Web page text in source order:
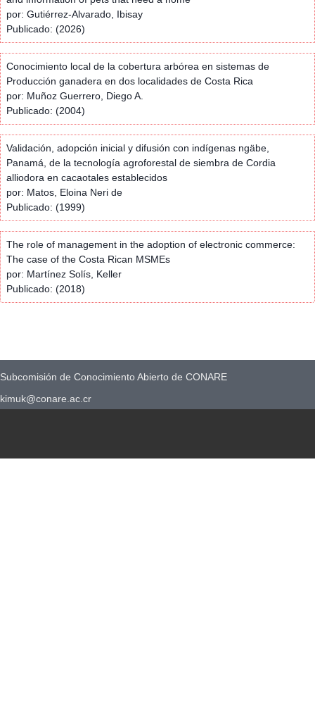
por: Gutiérrez-Alvarado, Ibisay
Publicado: (2026)
Conocimiento local de la cobertura arbórea en sistemas de
Producción ganadera en dos localidades de Costa Rica
por: Muñoz Guerrero, Diego A.
Publicado: (2004)
Validación, adopción inicial y difusión con indígenas ngäbe,
Panamá, de la tecnología agroforestal de siembra de Cordia
alliodora en cacaotales establecidos
por: Matos, Eloina Neri de
Publicado: (1999)
The role of management in the adoption of electronic commerce:
The case of the Costa Rican MSMEs
por: Martínez Solís, Keller
Publicado: (2018)
Subcomisión de Conocimiento Abierto de CONARE
kimuk@conare.ac.cr